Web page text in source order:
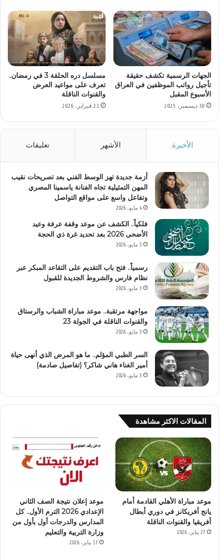
الجهات الرسمية تكشف حقيقة
تأجيل رواتب الموظفين في العراق
الأسبوع المقبل
30 ديسمبر، 2025
مسلسل دره الحلقة 3 في رمضان..
تعرف على مواعيد العرض
والقنوات الناقلة
21 فبراير، 2026
الأخيرة الأشهر تعليقات
أزمة جديدة تهز الوسط الفني بعد تصريحات نقيب
المهن التمثيلية تجاه الفنانة ياسمينا المصري
وتفاعل واسع على مواقع التواصل
4 مايو، 2026
فلكياً.. الكشف عن موعد وقفة عرفة وعيد
الأضحى 2026 بعد تحديد غرة ذي الحجة
3 مايو، 2026
رسمياً.. فتح باب التقديم على التقاعد المبكر عبر
نظام فارس والشروط الجديدة للقبول
3 مايو، 2026
مواجهة مرتقبة.. موعد مباراة الشباب والرستاق
والقنوات الناقلة في الجولة 23
3 مايو، 2026
السر الطبي المؤلم.. ما هو المرض الذي أنهى حياة
أمير الغناء هاني شاكر؟ (تفاصيل صادمة)
3 مايو، 2026
المقالات الاكثر مشاهدة
موعد مباراة الأهلي القادمة أمام
يانج أفريكانز في دوري أبطال
أفريقيا والقنوات الناقلة
27 يناير، 2026
موعد إعلان نتيجة الصف الثاني
الإعدادي 2026 الترم الأول.. كل
المدارس والدرجات أول بأول من
وزارة التربية والتعليم
17 يناير، 2026